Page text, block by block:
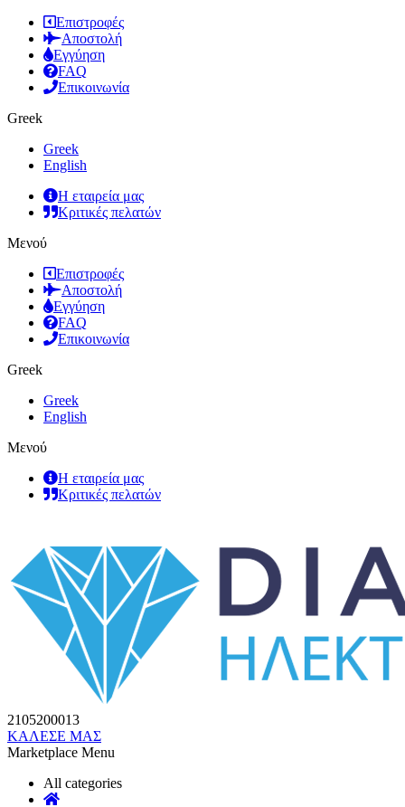
Επιστροφές
Αποστολή
Εγγύηση
FAQ
Επικοινωνία
Greek
Greek
English
Η εταιρεία μας
Κριτικές πελατών
Μενού
Επιστροφές
Αποστολή
Εγγύηση
FAQ
Επικοινωνία
Greek
Greek
English
Μενού
Η εταιρεία μας
Κριτικές πελατών
2105200013
ΚΑΛΕΣΕ ΜΑΣ
Marketplace Menu
All categories